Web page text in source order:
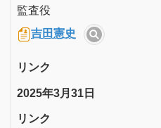
監査役
吉田憲史
リンク
2025年3月31日
リンク